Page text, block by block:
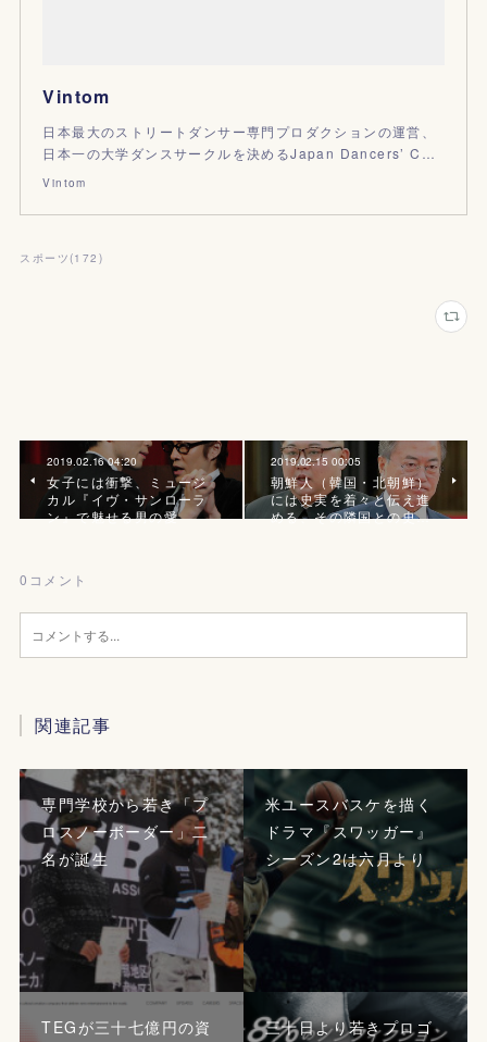
Vintom
日本最大のストリートダンサー専門プロダクションの運営、
日本一の大学ダンスサークルを決めるJapan Dancers’ C…
Vintom
スポーツ (172 )
2019.02.16 04:20
女子には衝撃、ミュージ
カル『イヴ・サンローラ
ン』で魅せる男の愛
2019.02.15 00:05
朝鮮人（韓国・北朝鮮）
には史実を着々と伝え進
める、その隣国との史…
0 コメント
関連記事
専門学校から若き「プ
ロスノーボーダー」二
名が誕生
米ユースバスケを描く
ドラマ『スワッガー』
シーズン2は六月より
TEGが三十七億円の資
三十日より若きプロゴ